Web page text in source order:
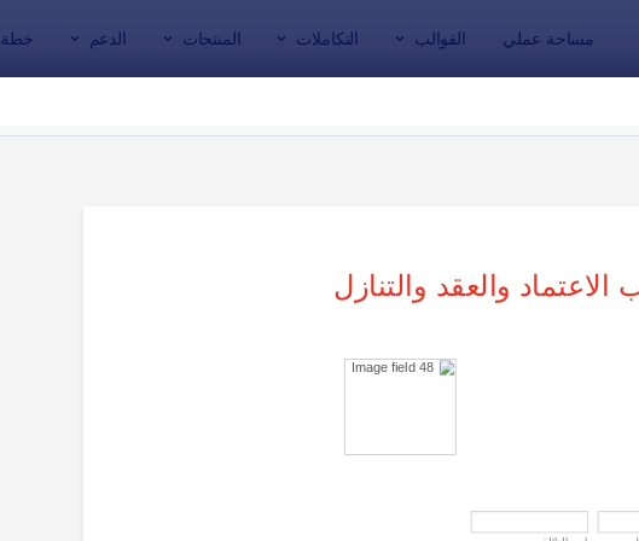
مساحة عملي القوالب التكاملات المنتجات الدعم خطة
معاينة